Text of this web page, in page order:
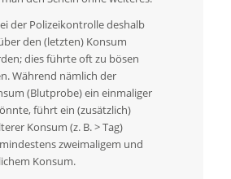
der Polizeikontrolle deshalb
den (letzten) Konsum
dies führte oft zu bösen
Während nämlich der
(Blutprobe) ein einmaliger
führt ein (zusätzlich)
Konsum (z. B. > Tag)
zweimaligem und
Konsum.